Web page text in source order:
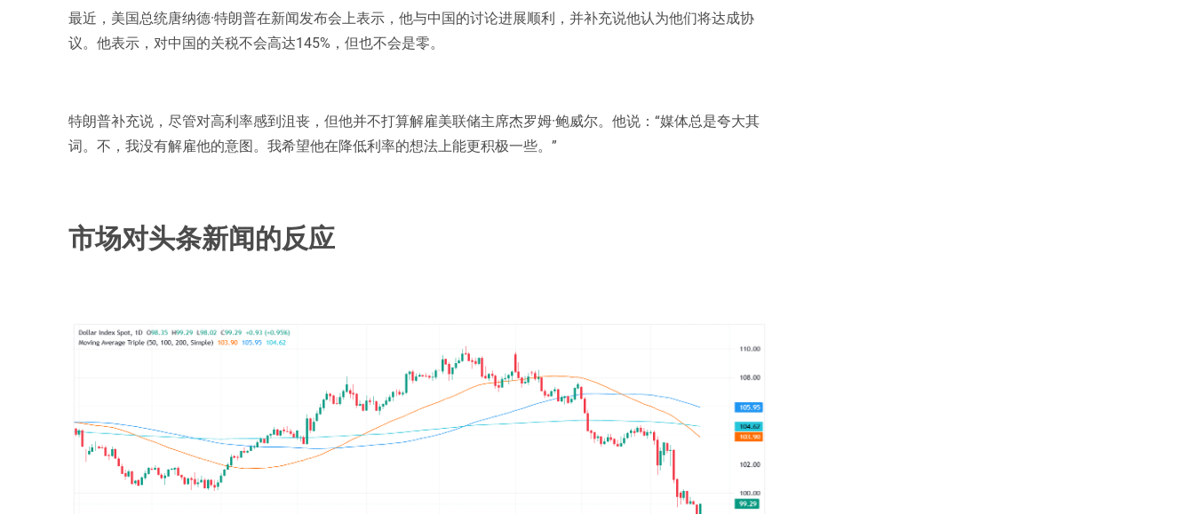
最近，美国总统唐纳德·特朗普在新闻发布会上表示，他与中国的讨论进展顺利，并补充说他认为他们将达成协
议。他表示，对中国的关税不会高达145%，但也不会是零。
特朗普补充说，尽管对高利率感到沮丧，但他并不打算解雇美联储主席杰罗姆·鲍威尔。他说：“媒体总是夸大其
词。不，我没有解雇他的意图。我希望他在降低利率的想法上能更积极一些。”
市场对头条新闻的反应